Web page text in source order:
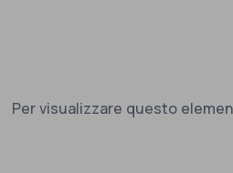
Per visualizzare questo